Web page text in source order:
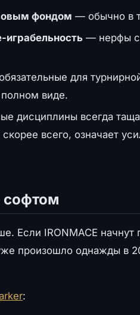
фондом — обычно в
играбельность — нерфы
для
полном виде.
дисциплины всегда
всего, означает
софтом
Если IRONMACE начнут
произошло однажды в
: